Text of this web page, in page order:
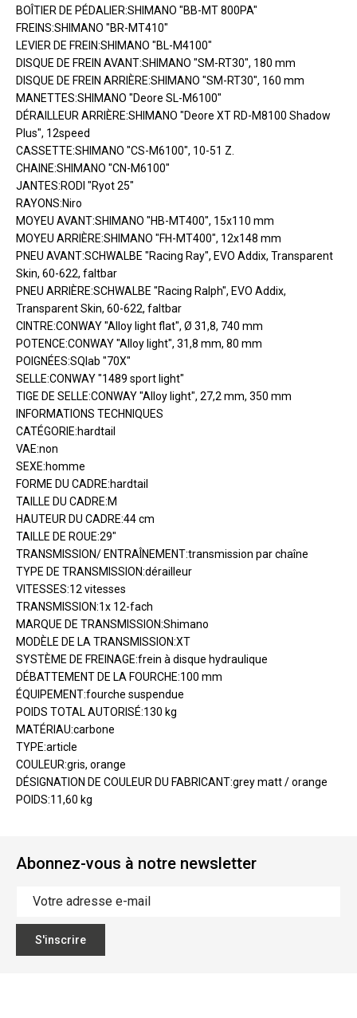
BOÎTIER DE PÉDALIER:SHIMANO "BB-MT 800PA"
FREINS:SHIMANO "BR-MT410"
LEVIER DE FREIN:SHIMANO "BL-M4100"
DISQUE DE FREIN AVANT:SHIMANO "SM-RT30", 180 mm
DISQUE DE FREIN ARRIÈRE:SHIMANO "SM-RT30", 160 mm
MANETTES:SHIMANO "Deore SL-M6100"
DÉRAILLEUR ARRIÈRE:SHIMANO "Deore XT RD-M8100 Shadow
Plus", 12speed
CASSETTE:SHIMANO "CS-M6100", 10-51 Z.
CHAINE:SHIMANO "CN-M6100"
JANTES:RODI "Ryot 25"
RAYONS:Niro
MOYEU AVANT:SHIMANO "HB-MT400", 15x110 mm
MOYEU ARRIÈRE:SHIMANO "FH-MT400", 12x148 mm
PNEU AVANT:SCHWALBE "Racing Ray", EVO Addix, Transparent
Skin, 60-622, faltbar
PNEU ARRIÈRE:SCHWALBE "Racing Ralph", EVO Addix,
Transparent Skin, 60-622, faltbar
CINTRE:CONWAY "Alloy light flat", Ø 31,8, 740 mm
POTENCE:CONWAY "Alloy light", 31,8 mm, 80 mm
POIGNÉES:SQlab "70X"
SELLE:CONWAY "1489 sport light"
TIGE DE SELLE:CONWAY "Alloy light", 27,2 mm, 350 mm
INFORMATIONS TECHNIQUES
CATÉGORIE:hardtail
VAE:non
SEXE:homme
FORME DU CADRE:hardtail
TAILLE DU CADRE:M
HAUTEUR DU CADRE:44 cm
TAILLE DE ROUE:29"
TRANSMISSION/ ENTRAÎNEMENT:transmission par chaîne
TYPE DE TRANSMISSION:dérailleur
VITESSES:12 vitesses
TRANSMISSION:1x 12-fach
MARQUE DE TRANSMISSION:Shimano
MODÈLE DE LA TRANSMISSION:XT
SYSTÈME DE FREINAGE:frein à disque hydraulique
DÉBATTEMENT DE LA FOURCHE:100 mm
ÉQUIPEMENT:fourche suspendue
POIDS TOTAL AUTORISÉ:130 kg
MATÉRIAU:carbone
TYPE:article
COULEUR:gris, orange
DÉSIGNATION DE COULEUR DU FABRICANT:grey matt / orange
POIDS:11,60 kg
Abonnez-vous à notre newsletter
S'inscrire